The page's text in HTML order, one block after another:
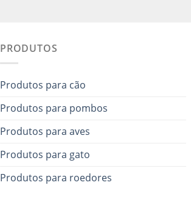
PRODUTOS
Produtos para cão
Produtos para pombos
Produtos para aves
Produtos para gato
Produtos para roedores